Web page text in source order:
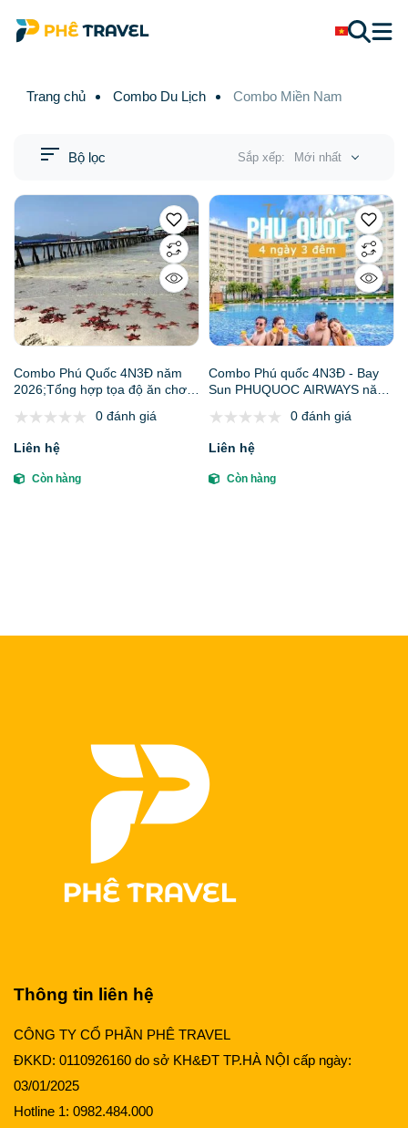
Trang chủ Combo Du Lịch Combo Miền Nam
Bộ lọc Sắp xếp: Mới nhất
Combo Phú Quốc 4N3Đ năm
2026;Tổng hợp tọa độ ăn chơi,
tour từ A-Z bạn không thể bỏ
0 đánh giá
Liên hệ
Còn hàng
Combo Phú quốc 4N3Đ - Bay
Sun PHUQUOC AIRWAYS năm
giá bán, kinh nghiệm du lịch &
0 đánh giá
Liên hệ
Còn hàng
Thông tin liên hệ
CÔNG TY CỔ PHẦN PHÊ TRAVEL
ĐKKD: 0110926160 do sở KH&ĐT TP.HÀ NỘI cấp ngày:
03/01/2025
Hotline 1: 0982.484.000